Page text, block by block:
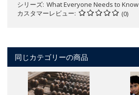
シリーズ What Everyone Needs to Know
カスタマーレビュー
(0)
同じカテゴリーの商品